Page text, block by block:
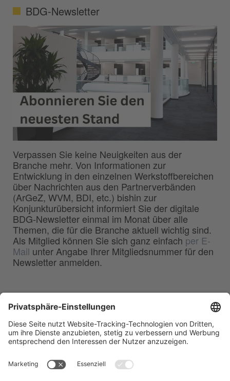
BDG-Newsletter
Verpassen Sie keine Neuigkeiten aus der
Branche mehr. Von Informationen zur
Entwicklung in den einzelnen Werkstoffbereichen
über Nachrichten aus den Partnerverbänden
(ArGeZ, WVM, BDI, etc.) bishin zur
Konjunkturübersicht informiert Sie der digitale
BDG-Newsletter einmal im Monat über alle
Themen, die für die Branche aktuell wichtig sind.
Als Mitglied können Sie sich ganz einfach per E-
Mail unter Angabe Ihrer Mitgliedsnummer für den
Newsletter anmelden.
Deutschen Gießerei-Industrie e.V.